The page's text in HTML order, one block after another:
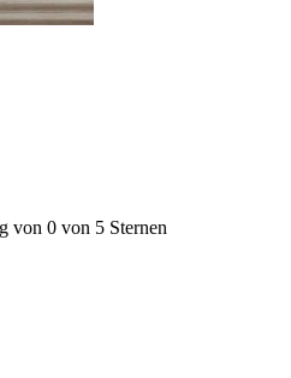
von 0 von 5 Sternen